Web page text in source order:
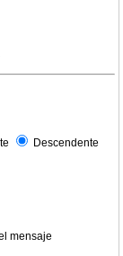
Descendente
mensaje